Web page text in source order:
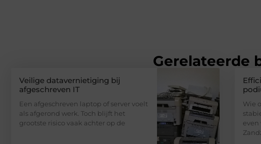
Gerelateerde
Veilige datavernietiging bij
afgeschreven IT
Een afgeschreven laptop of server voelt
als afgerond werk. Toch blijft het
grootste risico vaak achter op de
Wie
even